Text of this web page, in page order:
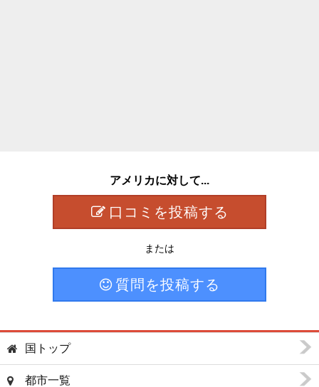
アメリカに対して...
口コミを投稿する
または
質問を投稿する
国トップ
都市一覧